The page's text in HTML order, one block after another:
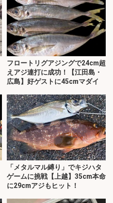
フロートリグアジングで24cm超
えアジ連打に成功！【江田島・
広島】好ゲストに45cmマダイ
「メタルマル縛り」でキジハタ
ゲームに挑戦【上越】35cm本命
に29cmアジもヒット！